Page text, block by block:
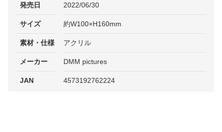
発売日 2022/06/30
サイズ 約W100×H160mm
素材・仕様 アクリル
メーカー DMM pictures
JAN 4573192762224